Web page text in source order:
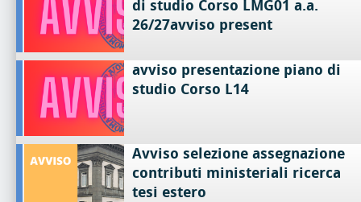
di studio Corso LMG01 a.a.
26/27avviso present
avviso presentazione piano di
studio Corso L14
Avviso selezione assegnazione
contributi ministeriali ricerca
tesi estero